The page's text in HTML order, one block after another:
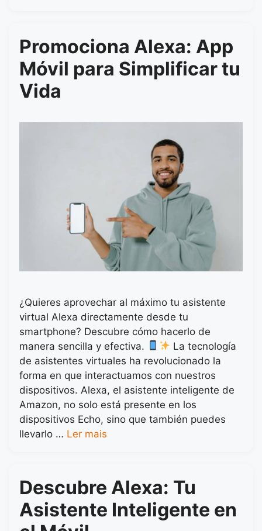
Promociona Alexa: App
Móvil para Simplificar tu
Vida
¿Quieres aprovechar al máximo tu asistente
virtual Alexa directamente desde tu
smartphone? Descubre cómo hacerlo de
manera sencilla y efectiva.
La tecnología
de asistentes virtuales ha revolucionado la
forma en que interactuamos con nuestros
dispositivos. Alexa, el asistente inteligente de
Amazon, no solo está presente en los
dispositivos Echo, sino que también puedes
llevarlo … Ler mais
Descubre Alexa: Tu
Asistente Inteligente en